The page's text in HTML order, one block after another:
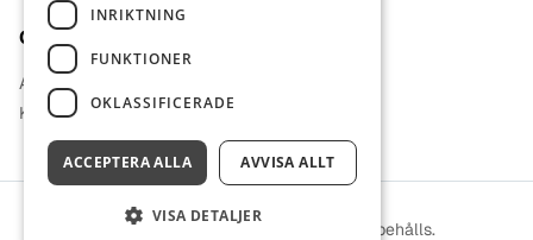
Om oss
Arbetsgivare i fokus
Kontakt
© 2026 ViLärare. Alla rättigheter förbehålls.
INRIKTNING
FUNKTIONER
OKLASSIFICERADE
ACCEPTERA ALLA AVVISA ALLT
VISA DETALJER